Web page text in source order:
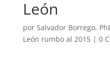
León
por Salvador Borrego,
León rumbo al 2015| 0